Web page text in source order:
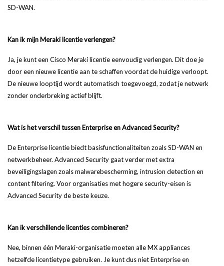
SD-WAN.
Kan ik mijn Meraki licentie verlengen?
Ja, je kunt een Cisco Meraki licentie eenvoudig verlengen. Dit doe je
door een nieuwe licentie aan te schaffen voordat de huidige verloopt.
De nieuwe looptijd wordt automatisch toegevoegd, zodat je netwerk
zonder onderbreking actief blijft.
Wat is het verschil tussen Enterprise en Advanced Security?
De Enterprise licentie biedt basisfunctionaliteiten zoals SD-WAN en
netwerkbeheer. Advanced Security gaat verder met extra
beveiligingslagen zoals malwarebescherming, intrusion detection en
content filtering. Voor organisaties met hogere security-eisen is
Advanced Security de beste keuze.
Kan ik verschillende licenties combineren?
Nee, binnen één Meraki-organisatie moeten alle MX appliances
hetzelfde licentietype gebruiken. Je kunt dus niet Enterprise en